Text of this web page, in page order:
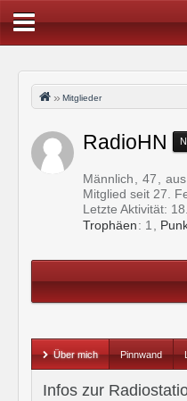
Mitglieder
RadioHN
Männlich 47
Mitglied seit 27.
Letzte Aktivität:
Trophäen
1
Über mich Pinnwand
Infos zur